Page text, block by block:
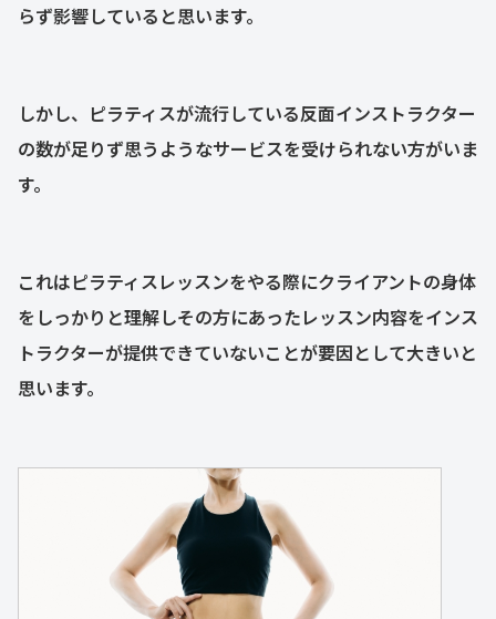
らず影響していると思います。
しかし、ピラティスが流行している反面インストラクター
の数が足りず思うようなサービスを受けられない方がいま
す。
これはピラティスレッスンをやる際にクライアントの身体
をしっかりと理解しその方にあったレッスン内容をインス
トラクターが提供できていないことが要因として大きいと
思います。